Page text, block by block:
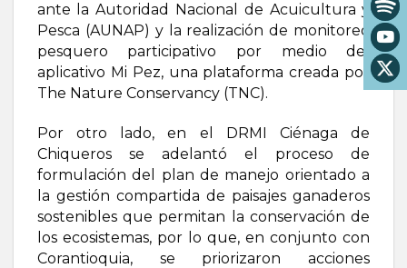
ante la Autoridad Nacional de Acuicultura y
Pesca (AUNAP) y la realización de monitoreo
pesquero participativo por medio del
aplicativo Mi Pez, una plataforma creada por
The Nature Conservancy (TNC).
Por otro lado, en el DRMI Ciénaga de
Chiqueros se adelantó el proceso de
formulación del plan de manejo orientado a
la gestión compartida de paisajes ganaderos
sostenibles que permitan la conservación de
los ecosistemas, por lo que, en conjunto con
Corantioquia, se priorizaron acciones